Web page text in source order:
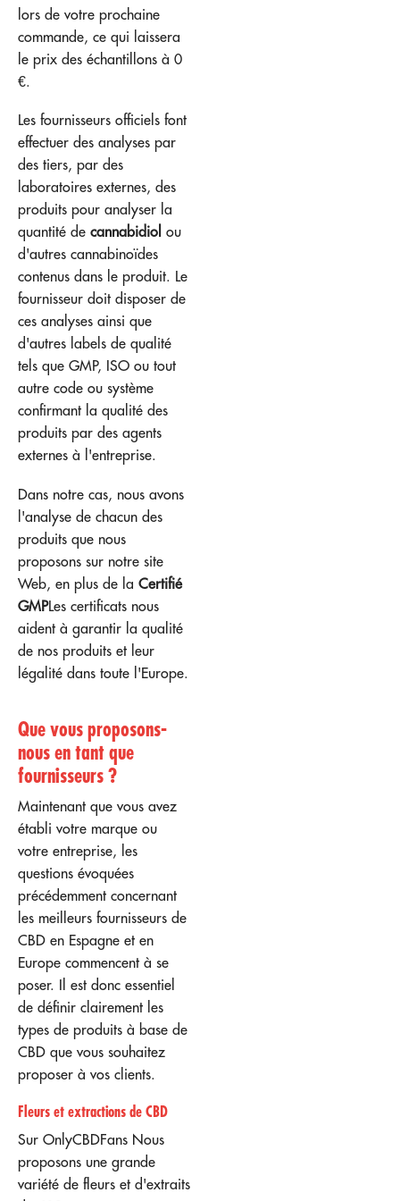
lors de votre prochaine
commande, ce qui laissera
le prix des échantillons à 0
€.
Les fournisseurs officiels font
effectuer des analyses par
des tiers, par des
laboratoires externes, des
produits pour analyser la
quantité de cannabidiol ou
d'autres cannabinoïdes
contenus dans le produit. Le
fournisseur doit disposer de
ces analyses ainsi que
d'autres labels de qualité
tels que GMP, ISO ou tout
autre code ou système
confirmant la qualité des
produits par des agents
externes à l'entreprise.
Dans notre cas, nous avons
l'analyse de chacun des
produits que nous
proposons sur notre site
Web, en plus de la Certifié
GMPLes certificats nous
aident à garantir la qualité
de nos produits et leur
légalité dans toute l'Europe.
Que vous proposons-
nous en tant que
fournisseurs ?
Maintenant que vous avez
établi votre marque ou
votre entreprise, les
questions évoquées
précédemment concernant
les meilleurs fournisseurs de
CBD en Espagne et en
Europe commencent à se
poser. Il est donc essentiel
de définir clairement les
types de produits à base de
CBD que vous souhaitez
proposer à vos clients.
Fleurs et extractions de CBD
Sur OnlyCBDFans Nous
proposons une grande
variété de fleurs et d'extraits